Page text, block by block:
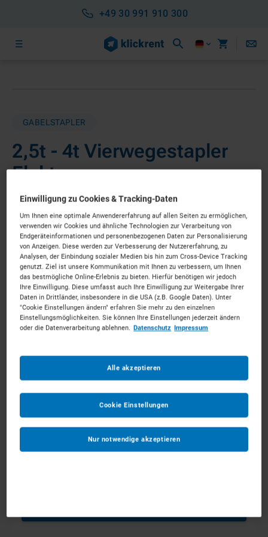
+49 30 991 910 300
GABELSTAPLER
2,5t - 4t Vierwegestapler
Elektro
ab 119 € pro Tag*Nettopreis
SOFORT LIEFERBAR
Individuelle Ausstattung erfolgt im nächsten Schritt
Ab dem*
Einwilligung zu Cookies & Tracking-Daten
Um Ihnen eine optimale Anwendererfahrung auf allen Seiten zu ermöglichen,
verwenden wir Cookies und ähnliche Technologien zur Verarbeitung von
Endgeräteinformationen und personenbezogenen Daten zur Personalisierung
von Anzeigen. Diese werden zur Verbesserung der Nutzererfahrung, zu
Analysen, der Einbindung sozialer Medien bis hin zum Cross-Device Tracking
genutzt. Ziel ist unsere Kommunikation mit Ihnen zu verbessern, um Ihnen
das bestmögliche Online-Erlebnis zu bieten. Hierfür benötigen wir jedoch
Ihre Einwilligung. Diese umfasst auch Ihre Einwilligung zur Weitergabe Ihrer
Daten in Drittländer, insbesondere in die USA (z.B. Google Daten). Unter
"Cookie Einstellungen ändern" erfahren Sie mehr zu den einzelnen
Einstellungsmöglichkeiten. Sie können Ihre Einstellungen jederzeit ändern
oder die Datenverarbeitung ablehnen. Datenschutz Impressum
Nur notwendige akzeptieren
Alle akzeptieren
Cookie Einstellungen